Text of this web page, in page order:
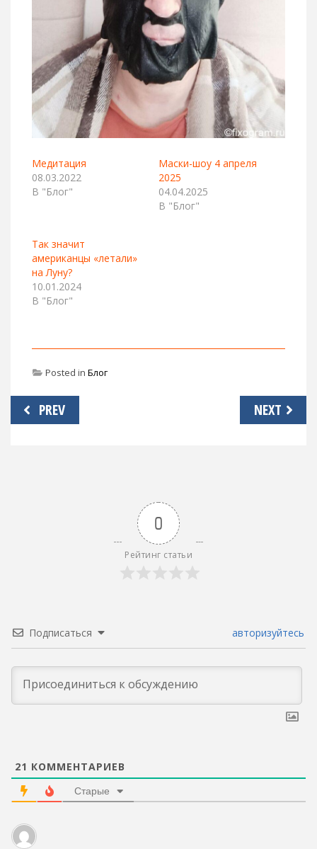
Медитация
08.03.2022
В "Блог"
Маски-шоу 4 апреля
2025
04.04.2025
В "Блог"
Так значит
американцы «летали»
на Луну?
10.01.2024
В "Блог"
Posted in Блог
Навигация
по
PREV NEXT
0
Рейтинг статьи
Подписаться авторизуйтесь
21 КОММЕНТАРИЕВ
Старые